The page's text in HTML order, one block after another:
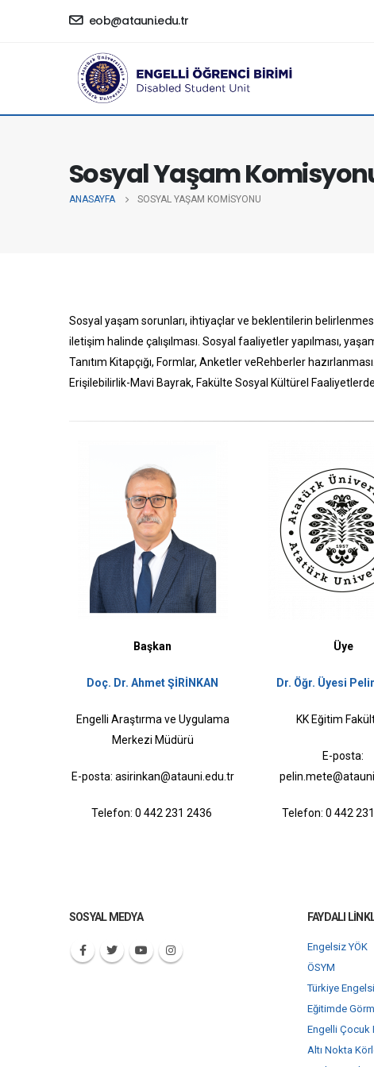
eob@atauni.edu.tr
Sosyal Yaşam
ANASAYFA SOSYAL YAŞAM KOMISYONU
Sosyal yaşam sorunları, ihtiyaçlar ve beklentilerin
iletişim halinde çalışılması. Sosyal faaliyetler yapılması,
Tanıtım Kitapçığı, Formlar, Anketler veRehberler
Erişilebilirlik-Mavi Bayrak, Fakülte Sosyal Kültürel
Başkan
Doç. Dr. Ahmet ŞİRİNKAN
Engelli Araştırma ve Uygulama
Merkezi Müdürü
E-posta: asirinkan@atauni.edu.tr
Telefon: 0 442 231 2436
Üye
Dr. Öğr. Üyesi
KK Eğitim
E-posta:
Telefon: 0 442
SOSYAL MEDYA FAYDALI
Engelsiz YÖK
ÖSYM
Türkiye
Eğitimde
Engelli Çocuk
Altı Nokta